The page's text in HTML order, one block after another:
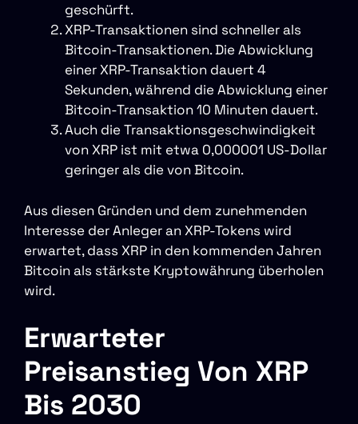
geschürft.
XRP-Transaktionen sind schneller als
Bitcoin-Transaktionen. Die Abwicklung
einer XRP-Transaktion dauert 4
Sekunden, während die Abwicklung einer
Bitcoin-Transaktion 10 Minuten dauert.
Auch die Transaktionsgeschwindigkeit
von XRP ist mit etwa 0,000001 US-Dollar
geringer als die von Bitcoin.
Aus diesen Gründen und dem zunehmenden
Interesse der Anleger an XRP-Tokens wird
erwartet, dass XRP in den kommenden Jahren
Bitcoin als stärkste Kryptowährung überholen
wird.
Erwarteter
Preisanstieg Von XRP
Bis 2030